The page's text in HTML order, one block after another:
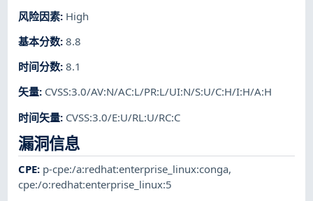
风险因素: High
基本分数:8.8
时间分数:8.1
矢量: CVSS:3.0/AV:N/AC:L/PR:L/UI:N/S:U/C:H/I:H/A:H
时间矢量: CVSS:3.0/E:U/RL:U/RC:C
漏洞信息
CPE: p-cpe:/a:redhat:enterprise_linux:conga,
cpe:/o:redhat:enterprise_linux:5